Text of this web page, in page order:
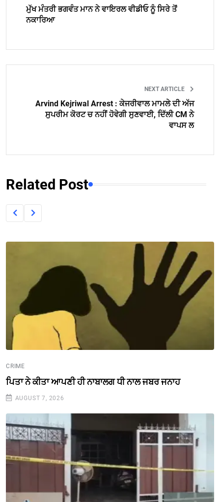
ਮੁੱਖ ਮੰਤਰੀ ਭਗਵੰਤ ਮਾਨ ਨੇ ਵਾਇਰਲ ਵੀਡੀਓ ਨੂੰ ਸਿਰੇ ਤੋਂ
ਨਕਾਰਿਆ
NEXT ARTICLE
Arvind Kejriwal Arrest : ਕੇਜਰੀਵਾਲ ਮਾਮਲੇ ਦੀ ਅੱਜ
ਸੁਪਰੀਮ ਕੋਰਟ ਚ ਨਹੀਂ ਹੋਵੇਗੀ ਸੁਣਵਾਈ, ਦਿੱਲੀ CM ਨੇ
ਵਾਪਸ ਲ
Related Post
CRIME
ਪਿਤਾ ਨੇ ਕੀਤਾ ਆਪਣੀ ਹੀ ਨਾਬਾਲਗ ਧੀ ਨਾਲ ਜਬਰ ਜਨਾਹ
AUGUST 7, 2026